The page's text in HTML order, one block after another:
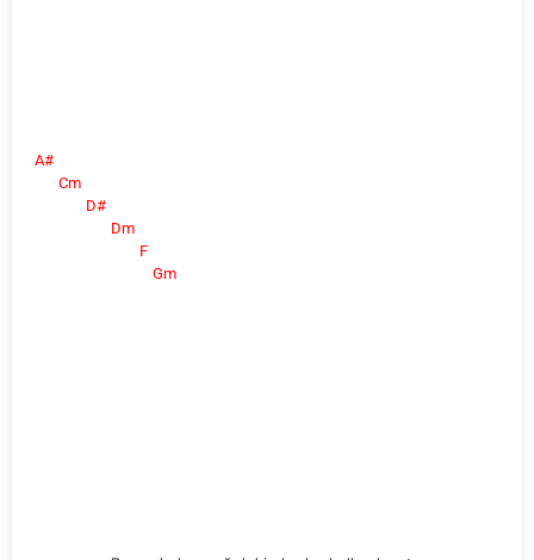
A#
Cm
D#
Dm
F
Gm